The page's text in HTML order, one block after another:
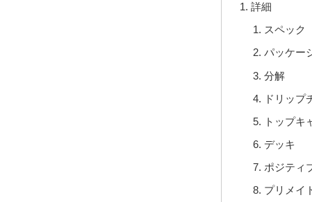
詳細
スペック
パッケー
分解
ドリップ
トップキ
デッキ
ポジティ
プリメイ